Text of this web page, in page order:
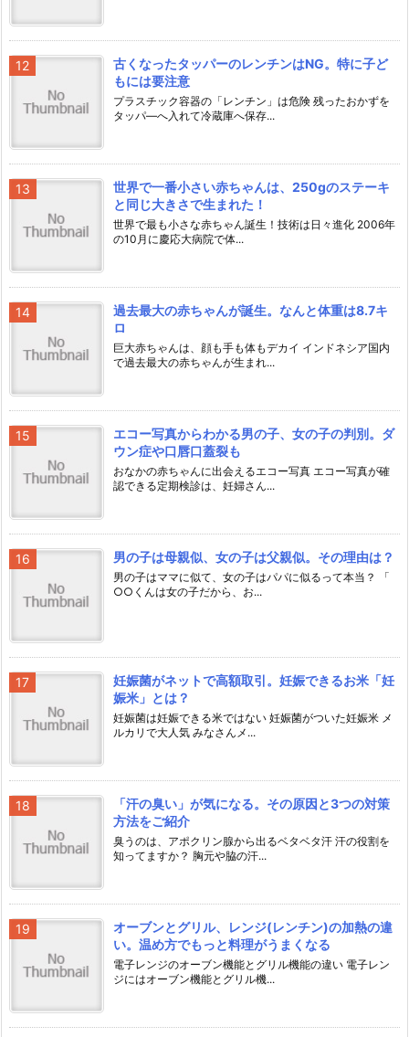
古くなったタッパーのレンチンはNG。特に子ど
もには要注意
プラスチック容器の「レンチン」は危険 残ったおかずを
タッパ―へ入れて冷蔵庫へ保存...
世界で一番小さい赤ちゃんは、250gのステーキ
と同じ大きさで生まれた！
世界で最も小さな赤ちゃん誕生！技術は日々進化 2006年
の10月に慶応大病院で体...
過去最大の赤ちゃんが誕生。なんと体重は8.7キ
ロ
巨大赤ちゃんは、顔も手も体もデカイ インドネシア国内
で過去最大の赤ちゃんが生まれ...
エコー写真からわかる男の子、女の子の判別。ダ
ウン症や口唇口蓋裂も
おなかの赤ちゃんに出会えるエコー写真 エコー写真が確
認できる定期検診は、妊婦さん...
男の子は母親似、女の子は父親似。その理由は？
男の子はママに似て、女の子はパパに似るって本当？ 「
○○くんは女の子だから、お...
妊娠菌がネットで高額取引。妊娠できるお米「妊
娠米」とは？
妊娠菌は妊娠できる米ではない 妊娠菌がついた妊娠米 メ
ルカリで大人気 みなさんメ...
「汗の臭い」が気になる。その原因と3つの対策
方法をご紹介
臭うのは、アポクリン腺から出るベタベタ汗 汗の役割を
知ってますか？ 胸元や脇の汗...
オーブンとグリル、レンジ(レンチン)の加熱の違
い。温め方でもっと料理がうまくなる
電子レンジのオーブン機能とグリル機能の違い 電子レン
ジにはオーブン機能とグリル機...